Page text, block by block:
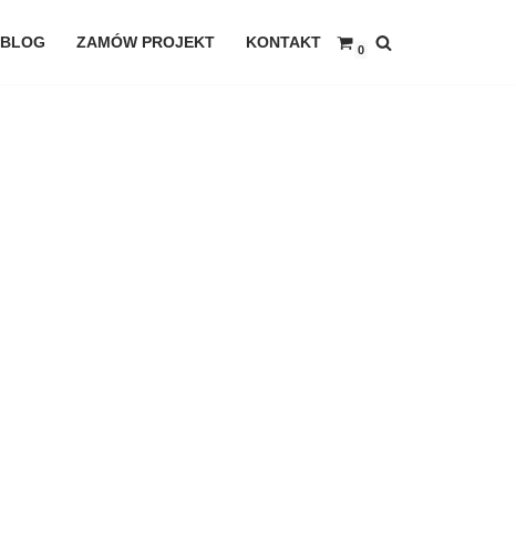
BLOG ZAMÓW PROJEKT KONTAKT 0